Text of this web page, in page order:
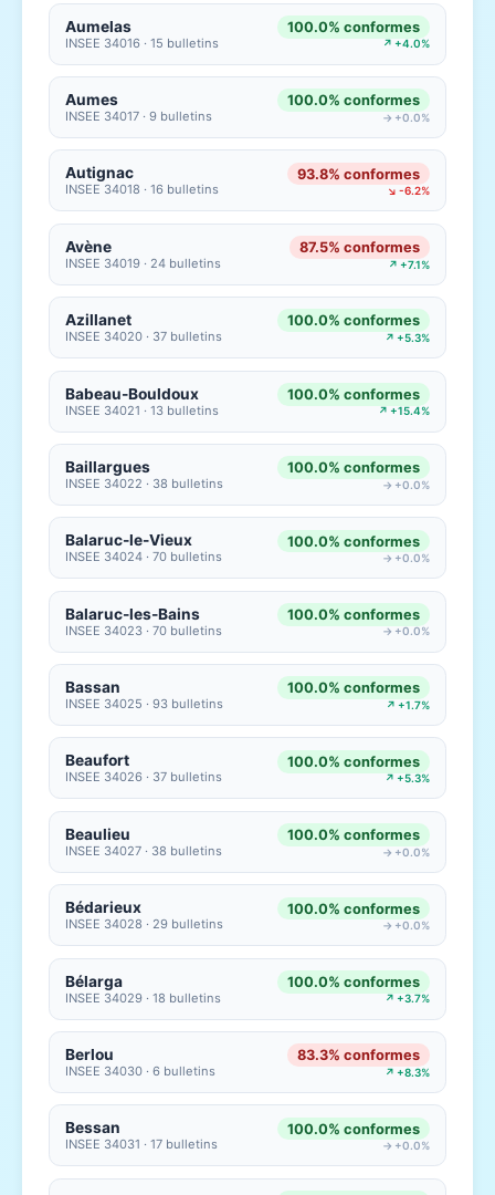
Aumelas
INSEE 34016 · 15 bulletins
100.0% conformes
↗ +4.0%
Aumes
INSEE 34017 · 9 bulletins
100.0% conformes
→ +0.0%
Autignac
INSEE 34018 · 16 bulletins
93.8% conformes
↘ -6.2%
Avène
INSEE 34019 · 24 bulletins
87.5% conformes
↗ +7.1%
Azillanet
INSEE 34020 · 37 bulletins
100.0% conformes
↗ +5.3%
Babeau-Bouldoux
INSEE 34021 · 13 bulletins
100.0% conformes
↗ +15.4%
Baillargues
INSEE 34022 · 38 bulletins
100.0% conformes
→ +0.0%
Balaruc-le-Vieux
INSEE 34024 · 70 bulletins
100.0% conformes
→ +0.0%
Balaruc-les-Bains
INSEE 34023 · 70 bulletins
100.0% conformes
→ +0.0%
Bassan
INSEE 34025 · 93 bulletins
100.0% conformes
↗ +1.7%
Beaufort
INSEE 34026 · 37 bulletins
100.0% conformes
↗ +5.3%
Beaulieu
INSEE 34027 · 38 bulletins
100.0% conformes
→ +0.0%
Bédarieux
INSEE 34028 · 29 bulletins
100.0% conformes
→ +0.0%
Bélarga
INSEE 34029 · 18 bulletins
100.0% conformes
↗ +3.7%
Berlou
INSEE 34030 · 6 bulletins
83.3% conformes
↗ +8.3%
Bessan
INSEE 34031 · 17 bulletins
100.0% conformes
→ +0.0%